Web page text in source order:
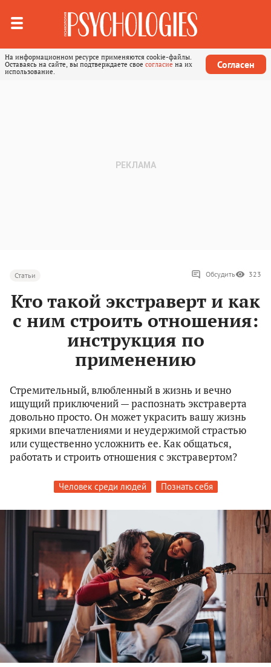
На информационном ресурсе применяются cookie-файлы.
Оставаясь на сайте, вы подтверждаете свое согласие на их
использование.
Согласен
Статьи Обсудить 323
Кто такой экстраверт и как
с ним строить отношения:
инструкция по
применению
Стремительный, влюбленный в жизнь и вечно
ищущий приключений — распознать экстраверта
довольно просто. Он может украсить вашу жизнь
яркими впечатлениями и неудержимой страстью
или существенно усложнить ее. Как общаться,
работать и строить отношения с экстравертом?
Человек среди людей Познать себя